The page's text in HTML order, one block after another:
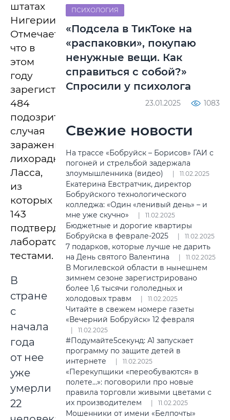
штатах
Нигерии.
Отмечается,
что в
этом
году
зарегистрировано
484
подозрительных
случая
заражения
лихорадкой
Ласса,
из
которых
143
подтвердились
лабораторными
тестами.
В
стране
с
начала
года
от нее
уже
умерли
22
ПСИХОЛОГИЯ
«Подсела в ТикТоке на
«распаковки», покупаю
ненужные вещи. Как
справиться с собой?»
Спросили у психолога
23.01.2025 1083
Свежие новости
На трассе «Бобруйск – Борисов» ГАИ с
погоней и стрельбой задержала
злоумышленника (видео)
11.02.2025
Екатерина Евстратчик, директор
Бобруйского технологического
колледжа: «Один «ленивый день» – и
мне уже скучно»
11.02.2025
Бюджетные и дорогие квартиры
Бобруйска в феврале-2025
11.02.2025
7 подарков, которые лучше не дарить
на День святого Валентина
11.02.2025
В Могилевской области в нынешнем
зимнем сезоне зарегистрировано
более 1,6 тысячи гололедных и
холодовых травм
11.02.2025
Читайте в свежем номере газеты
«Вечерний Бобруйск» 12 февраля
11.02.2025
#Подумайте5секунд: А1 запускает
программу по защите детей в
интернете
11.02.2025
«Перекупщики «переобуваются» в
полете…»: поговорили про новые
правила торговли живыми цветами с
их производителем
11.02.2025
Мошенники от имени «Белпочты»